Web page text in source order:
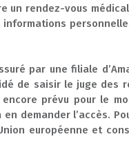
un rendez-vous
par une filiale
de saisir le juge des
prévu pour le
demander l’accès.
européenne et